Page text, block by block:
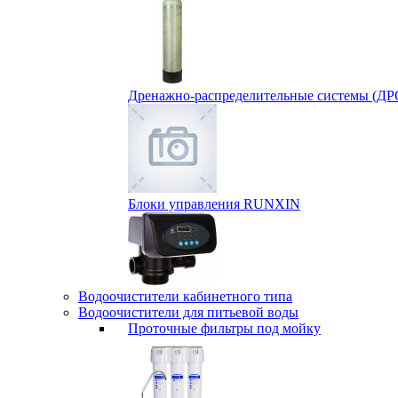
Дренажно-распределительные системы
Блоки управления RUNXIN
Водоочистители кабинетного типа
Водоочистители для питьевой воды
Проточные фильтры под мойку